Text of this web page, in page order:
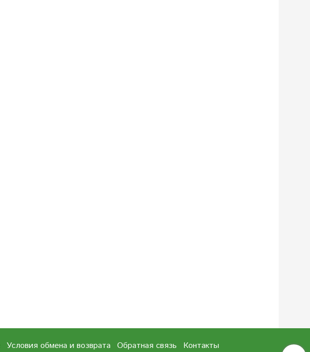
Условия обмена и возврата Обратная связь Контакты